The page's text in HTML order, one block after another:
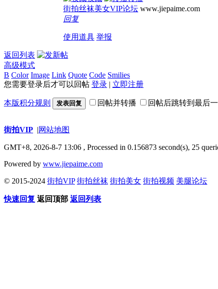
街拍丝袜美女VIP论坛 www.jiepaime.com
回复
使用道具 举报
返回列表
高级模式
B Color Image Link Quote Code Smilies
您需要登录后才可以回帖 登录 | 立即注册
本版积分规则 发表回复 回帖并转播 回帖后跳转到最后
街拍VIP |网站地图
GMT+8, 2026-8-7 13:06 , Processed in 0.156873 second(s), 25
Powered by www.jiepaime.com
© 2015-2024 街拍VIP 街拍丝袜 街拍美女 街拍视频 美腿论坛
快速回复 返回顶部 返回列表